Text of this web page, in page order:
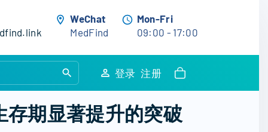
WeChat
MedFind
Mon-Fri
09:00 - 17:00
e
r
登录 注册
期显著提升的突破